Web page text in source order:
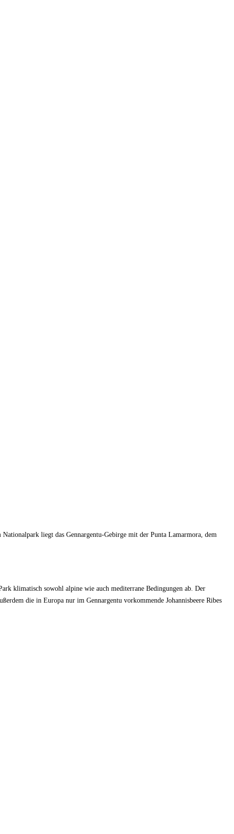
liegt das Gennargentu-Gebirge mit der Punta Lamarmora, dem
klimatisch sowohl alpine wie auch mediterrane Bedingungen ab. Der
die in Europa nur im Gennargentu vorkommende Johannisbeere Ribes